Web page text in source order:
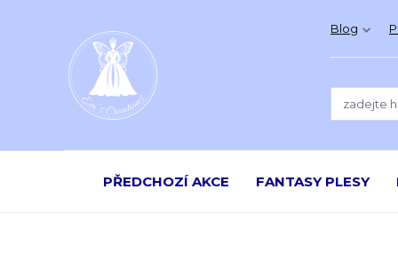
Blog
PŘEDCHOZÍ AKCE FANTASY PLESY